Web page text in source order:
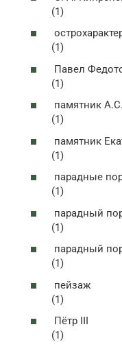
(1)
(1)
Павел
(1)
памятник
(1)
памятник
(1)
парадные
(1)
парадный
(1)
парадный
(1)
пейзаж
(1)
Пётр III
(1)